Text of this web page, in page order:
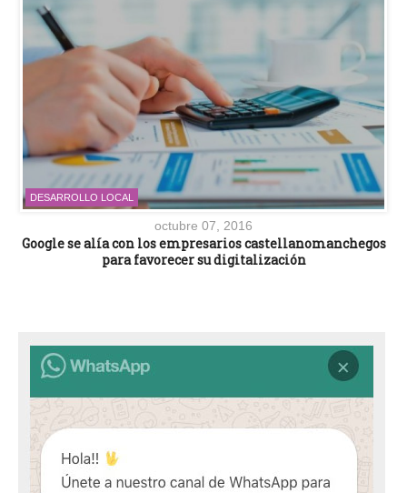
DESARROLLO LOCAL
octubre 07, 2016
Google se alía con los empresarios castellanomanchegos
para favorecer su digitalización